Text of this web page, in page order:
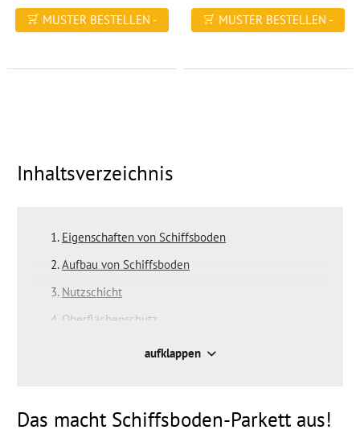
MUSTER BESTELLEN -
MUSTER BESTELLEN -
Inhaltsverzeichnis
Eigenschaften von Schiffsboden
Aufbau von Schiffsboden
Nutzschicht
Oberflächenschutz
Weitere Parkettartenaufklappen
Das macht Schiffsboden-Parkett aus!